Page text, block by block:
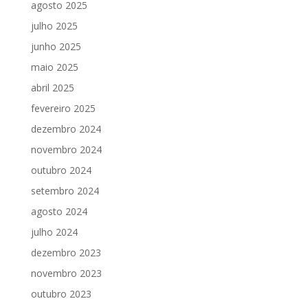
agosto 2025
julho 2025
junho 2025
maio 2025
abril 2025
fevereiro 2025
dezembro 2024
novembro 2024
outubro 2024
setembro 2024
agosto 2024
julho 2024
dezembro 2023
novembro 2023
outubro 2023